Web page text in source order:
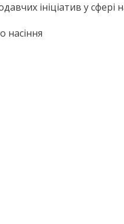
ініціатив у сфері
насіння